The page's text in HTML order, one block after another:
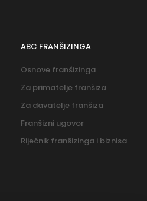
ABC FRANŠIZINGA
Osnove franšizinga
Za primatelje franšiza
Za davatelje franšiza
Franšizni ugovor
Riječnik franšizinga i biznisa